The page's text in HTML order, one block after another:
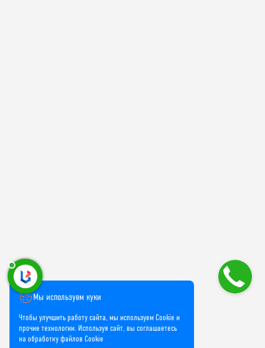
Мы используем куки
Чтобы улучшить работу сайта, мы используем Cookie и
прочие технологии. Используя сайт, вы соглашаетесь
на обработку файлов Cookie